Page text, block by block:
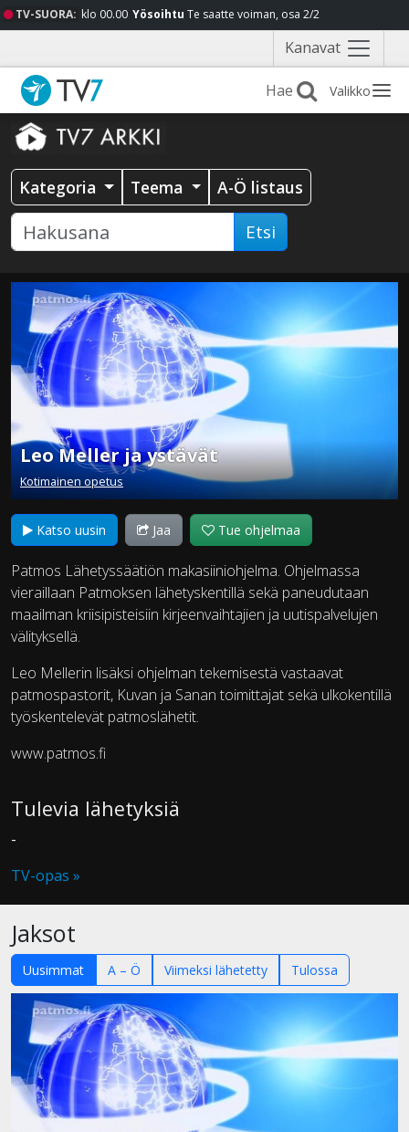
TV-SUORA: klo 00.00 Yösoihtu Te saatte voiman, osa 2/2
Kanavat Näytä
valikko
Valikko
Kategoria Teema A-Ö listaus
Etsi
Leo Meller ja ystävät
Kotimainen opetus
Katso uusin Jaa Tue ohjelmaa
Patmos Lähetyssäätiön makasiiniohjelma. Ohjelmassa
vieraillaan Patmoksen lähetyskentillä sekä paneudutaan
maailman kriisipisteisiin kirjeenvaihtajien ja uutispalvelujen
välityksellä.
Leo Mellerin lisäksi ohjelman tekemisestä vastaavat
patmospastorit, Kuvan ja Sanan toimittajat sekä ulkokentillä
työskentelevät patmoslähetit.
www.patmos.fi
Tulevia lähetyksiä
-
TV-opas »
Jaksot
Uusimmat A – Ö Viimeksi lähetetty Tulossa